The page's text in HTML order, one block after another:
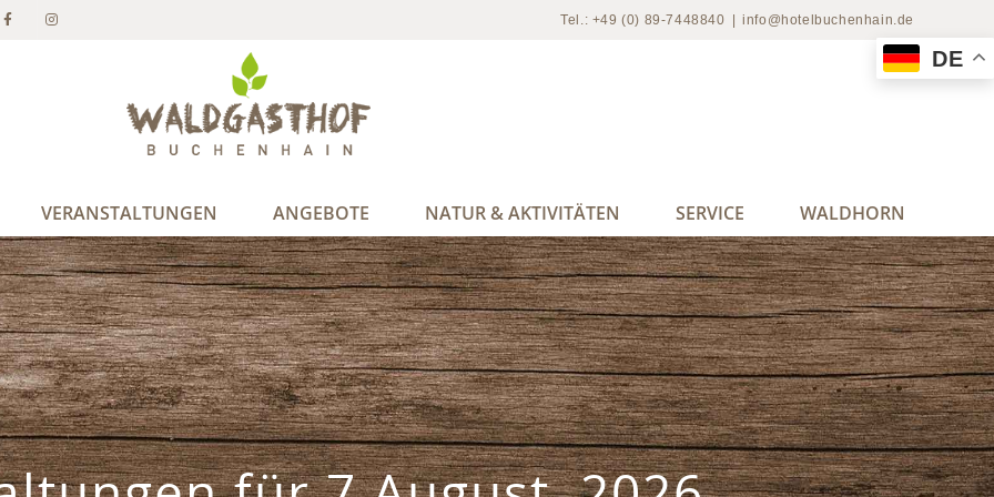
Tel.: +49 (0) 89-7448840 info@hotelbuchenhain.de
VERANSTALTUNGEN ANGEBOTE NATUR & AKTIVITÄTEN SERVICE WALDHORN
DE